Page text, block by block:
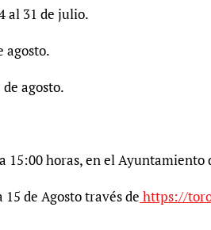
al 31 de julio.
agosto.
agosto.
15:00 horas, en el Ayuntamiento
de Agosto través de https://